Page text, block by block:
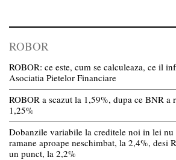
ROBOR
ROBOR: ce este, cum se calculeaza, ce il
Asociatia Pietelor Financiare
ROBOR a scazut la 1,59%, dupa ce BNR a
1,25%
Dobanzile variabile la creditele noi in lei nu
ramane aproape neschimbat, la 2,4%, desi
un punct, la 2,2%